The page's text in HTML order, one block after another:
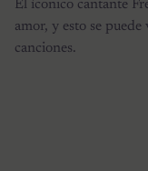
El íconico cantante
amor, y esto se
canciones.